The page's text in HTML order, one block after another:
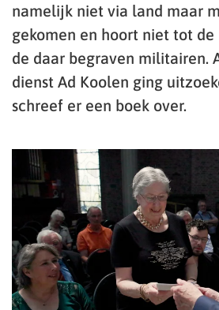
namelijk niet via land maar
gekomen en hoort niet tot
de daar begraven militairen.
dienst Ad Koolen ging
schreef er een boek over.